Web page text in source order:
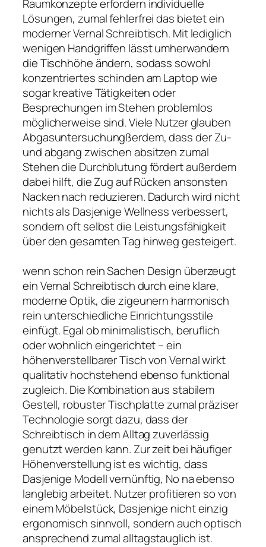
Raumkonzepte erfordern individuelle
Lösungen, zumal fehlerfrei das bietet ein
moderner Vernal Schreibtisch. Mit lediglich
wenigen Handgriffen lässt umherwandern
die Tischhöhe ändern, sodass sowohl
konzentriertes schinden am Laptop wie
sogar kreative Tätigkeiten oder
Besprechungen im Stehen problemlos
möglicherweise sind. Viele Nutzer glauben
Abgasuntersuchungßerdem, dass der Zu-
und abgang zwischen absitzen zumal
Stehen die Durchblutung fördert außerdem
dabei hilft, die Zug auf Rücken ansonsten
Nacken nach reduzieren. Dadurch wird nicht
nichts als Dasjenige Wellness verbessert,
sondern oft selbst die Leistungsfähigkeit
über den gesamten Tag hinweg gesteigert.
wenn schon rein Sachen Design überzeugt
ein Vernal Schreibtisch durch eine klare,
moderne Optik, die zigeunern harmonisch
rein unterschiedliche Einrichtungsstile
einfügt. Egal ob minimalistisch, beruflich
oder wohnlich eingerichtet – ein
höhenverstellbarer Tisch von Vernal wirkt
qualitativ hochstehend ebenso funktional
zugleich. Die Kombination aus stabilem
Gestell, robuster Tischplatte zumal präziser
Technologie sorgt dazu, dass der
Schreibtisch in dem Alltag zuverlässig
genutzt werden kann. Zur zeit bei häufiger
Höhenverstellung ist es wichtig, dass
Dasjenige Modell vernünftig, No na ebenso
langlebig arbeitet. Nutzer profitieren so von
einem Möbelstück, Dasjenige nicht einzig
ergonomisch sinnvoll, sondern auch optisch
ansprechend zumal alltagstauglich ist.